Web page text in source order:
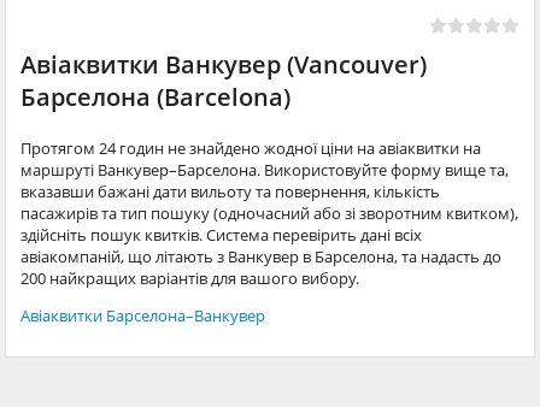
Авіаквитки Ванкувер (Vancouver)
Барселона (Barcelona)
Протягом 24 годин не знайдено жодної ціни на авіаквитки на
маршруті Ванкувер–Барселона. Використовуйте форму вище та,
вказавши бажані дати вильоту та повернення, кількість
пасажирів та тип пошуку (одночасний або зі зворотним квитком),
здійсніть пошук квитків. Система перевірить дані всіх
авіакомпаній, що літають з Ванкувер в Барселона, та надасть до
200 найкращих варіантів для вашого вибору.
Авіаквитки Барселона–Ванкувер